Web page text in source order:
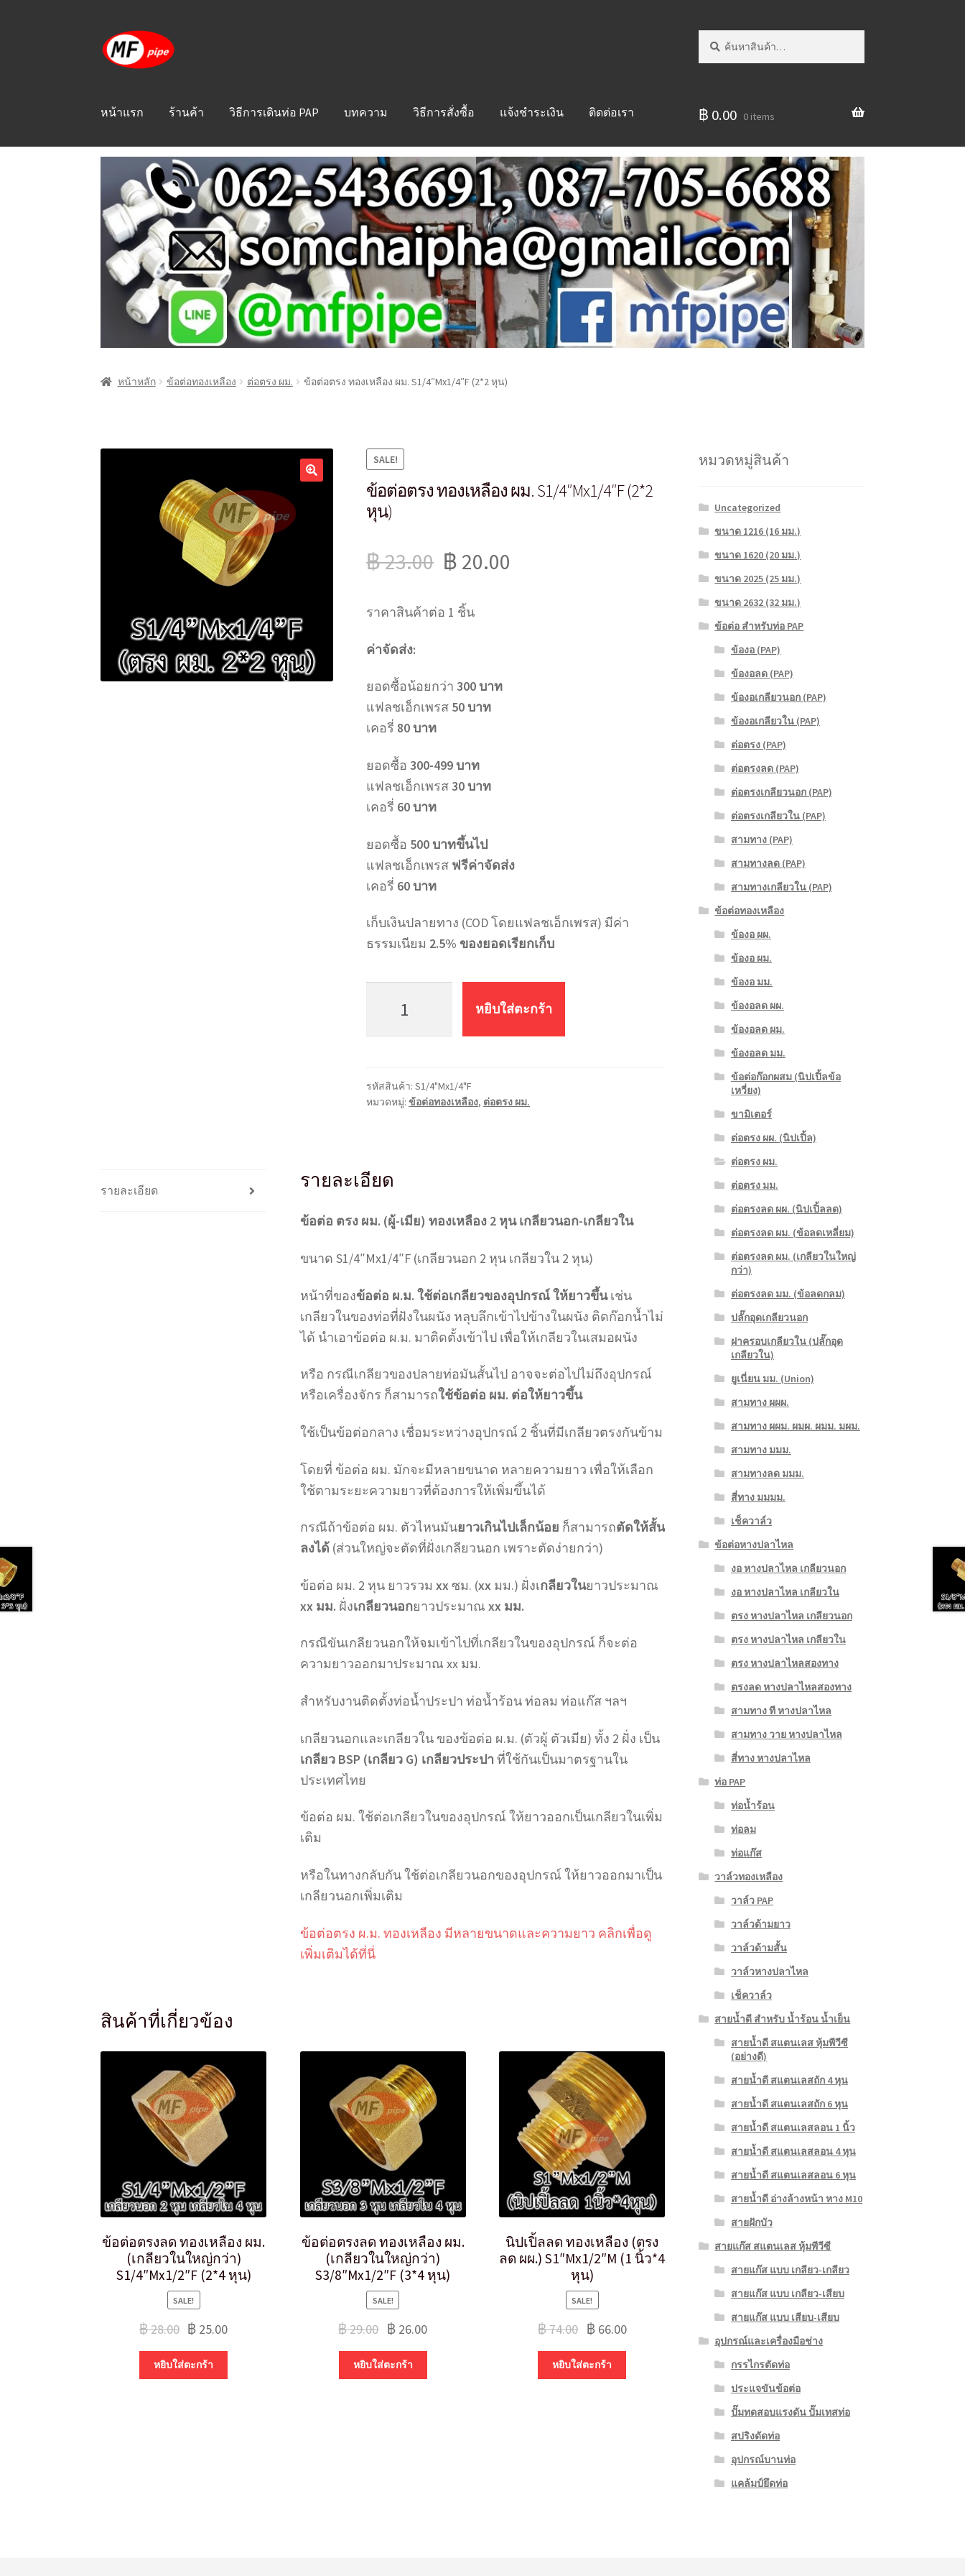
Skip
to
navigation
Skip
to
content
หน้าแรก ร้านค้า วิธีการเดินท่อ PAP บทความ วิธีการสั่งซื้อ แจ้งชำระเงิน ติดต่อเรา ฿ 0.00 0 items
หน้าหลัก ข้อต่อทองเหลือง ต่อตรง ผม. ข้อต่อตรง ทองเหลือง ผม. S1/4″Mx1/4″F (2*2 หุน)
SALE!
ข้อต่อตรง ทองเหลือง ผม. S1/4″Mx1/4″F (2*2
หุน)
฿23.00 ฿ 20.00
ราคาสินค้าต่อ 1 ชิ้น
ค่าจัดส่ง:
ยอดซื้อน้อยกว่า300 บาท
แฟลชเอ็กเพรส 50 บาท
เคอรี่ 80 บาท
ยอดซื้อ300-499 บาท
แฟลชเอ็กเพรส30 บาท
เคอรี่ 60 บาท
ยอดซื้อ 500 บาทขึ้นไป
แฟลชเอ็กเพรส ฟรีค่าจัดส่ง
เคอรี่ 60 บาท
เก็บเงินปลายทาง (COD โดยแฟลชเอ็กเพรส) มีค่า
ธรรมเนียม 2.5% ของยอดเรียกเก็บ
เหลือง
ผม.
ชิ้น
หยิบใส่ตะกร้า
รหัสสินค้า:S1/4"Mx1/4"F
หมวดหมู่:ข้อต่อทองเหลือง, ต่อตรง ผม.
รายละเอียด รายละเอียด
ข้อต่อ ตรง ผม. (ผู้-เมีย) ทองเหลือง 2 หุน เกลียวนอก-เกลียวใน
ขนาด S1/4″Mx1/4″F (เกลียวนอก 2 หุน เกลียวใน 2 หุน)
หน้าที่ของข้อต่อ ผ.ม. ใช้ต่อเกลียวของอุปกรณ์ ให้ยาวขึ้นเช่น
เกลียวในของท่อที่ฝังในผนัง หลุบลึกเข้าไปข้างในผนัง ติดก๊อกน้ำไม่
ได้ นำเอาข้อต่อ ผ.ม. มาติดตั้งเข้าไป เพื่อให้เกลียวในเสมอผนัง
หรือ กรณีเกลียวของปลายท่อมันสั้นไป อาจจะต่อไปไม่ถึงอุปกรณ์
หรือเครื่องจักร ก็สามารถใช้ข้อต่อ ผม. ต่อให้ยาวขึ้น
ใช้เป็นข้อต่อกลาง เชื่อมระหว่างอุปกรณ์ 2 ชิ้นที่มีเกลียวตรงกันข้าม
โดยที่ ข้อต่อ ผม. มักจะมีหลายขนาด หลายความยาว เพื่อให้เลือก
ใช้ตามระยะความยาวที่ต้องการให้เพิ่มขึ้นได้
กรณีถ้าข้อต่อ ผม. ตัวไหนมันยาวเกินไปเล็กน้อย ก็สามารถตัดให้สั้น
ลงได้(ส่วนใหญ่จะตัดที่ฝั่งเกลียวนอก เพราะตัดง่ายกว่า)
ข้อต่อ ผม. 2 หุน ยาวรวม xx ซม. (xx มม.) ฝั่งเกลียวในยาวประมาณ
xx มม. ฝั่งเกลียวนอกยาวประมาณ xx มม.
กรณีขันเกลียวนอกให้จมเข้าไปที่เกลียวในของอุปกรณ์ ก็จะต่อ
ความยาวออกมาประมาณ xx มม.
สำหรับงานติดตั้งท่อน้ำประปา ท่อน้ำร้อน ท่อลม ท่อแก๊ส ฯลฯ
เกลียวนอกและเกลียวใน ของข้อต่อ ผ.ม. (ตัวผู้ ตัวเมีย) ทั้ง 2 ฝั่ง เป็น
เกลียว BSP (เกลียว G) เกลียวประปา ที่ใช้กันเป็นมาตรฐานใน
ประเทศไทย
ข้อต่อ ผม. ใช้ต่อเกลียวในของอุปกรณ์ ให้ยาวออกเป็นเกลียวในเพิ่ม
เติม
หรือในทางกลับกัน ใช้ต่อเกลียวนอกของอุปกรณ์ ให้ยาวออกมาเป็น
เกลียวนอกเพิ่มเติม
ข้อต่อตรง ผ.ม. ทองเหลือง มีหลายขนาดและความยาว คลิกเพื่อดู
เพิ่มเติมได้ที่นี่
สินค้าที่เกี่ยวข้อง
ข้อต่อตรงลด ทองเหลือง ผม.
(เกลียวในใหญ่กว่า)
S1/4″Mx1/2″F (2*4 หุน)
SALE!
฿28.00 ฿ 25.00
หยิบใส่ตะกร้า
ข้อต่อตรงลด ทองเหลือง ผม.
(เกลียวในใหญ่กว่า)
S3/8″Mx1/2″F (3*4 หุน)
SALE!
฿29.00 ฿ 26.00
หยิบใส่ตะกร้า
นิปเปิ้ลลด ทองเหลือง (ตรง
ลด ผผ.) S1″Mx1/2″M (1 นิ้ว*4
หุน)
SALE!
฿74.00 ฿66.00
หยิบใส่ตะกร้า
หมวดหมู่สินค้า
Uncategorized
ขนาด 1216 (16 มม.)
ขนาด 1620 (20 มม.)
ขนาด 2025 (25 มม.)
ขนาด 2632 (32 มม.)
ข้อต่อ สำหรับท่อ PAP
ข้องอ (PAP)
ข้องอลด (PAP)
ข้องอเกลียวนอก (PAP)
ข้องอเกลียวใน (PAP)
ต่อตรง (PAP)
ต่อตรงลด (PAP)
ต่อตรงเกลียวนอก (PAP)
ต่อตรงเกลียวใน (PAP)
สามทาง (PAP)
สามทางลด (PAP)
สามทางเกลียวใน (PAP)
ข้อต่อทองเหลือง
ข้องอ ผผ.
ข้องอ ผม.
ข้องอ มม.
ข้องอลด ผผ.
ข้องอลด ผม.
ข้องอลด มม.
ข้อต่อก๊อกผสม (นิปเปิ้ลข้อ
เหวี่ยง)
ขามิเตอร์
ต่อตรง ผผ. (นิปเปิ้ล)
ต่อตรง ผม.
ต่อตรง มม.
ต่อตรงลด ผผ. (นิปเปิ้ลลด)
ต่อตรงลด ผม. (ข้อลดเหลี่ยม)
ต่อตรงลด ผม. (เกลียวในใหญ่
กว่า)
ต่อตรงลด มม. (ข้อลดกลม)
ปลั๊กอุดเกลียวนอก
ฝาครอบเกลียวใน (ปลั๊กอุด
เกลียวใน)
ยูเนี่ยน มม. (Union)
สามทาง ผผผ.
สามทาง ผผม. ผมผ. ผมม. มผม.
สามทาง มมม.
สามทางลด มมม.
สี่ทาง มมมม.
เช็ควาล์ว
ข้อต่อหางปลาไหล
งอ หางปลาไหล เกลียวนอก
งอ หางปลาไหล เกลียวใน
ตรง หางปลาไหล เกลียวนอก
ตรง หางปลาไหล เกลียวใน
ตรง หางปลาไหลสองทาง
ตรงลด หางปลาไหลสองทาง
สามทาง ที หางปลาไหล
สามทาง วาย หางปลาไหล
สี่ทาง หางปลาไหล
ท่อ PAP
ท่อน้ำร้อน
ท่อลม
ท่อแก๊ส
วาล์วทองเหลือง
วาล์ว PAP
วาล์วด้ามยาว
วาล์วด้ามสั้น
วาล์วหางปลาไหล
เช็ควาล์ว
สายน้ำดี สำหรับ น้ำร้อน น้ำเย็น
สายน้ำดี สแตนเลส หุ้มพีวีซี
(อย่างดี)
สายน้ำดี สแตนเลสถัก 4 หุน
สายน้ำดี สแตนเลสถัก 6 หุน
สายน้ำดี สแตนเลสลอน 1 นิ้ว
สายน้ำดี สแตนเลสลอน 4 หุน
สายน้ำดี สแตนเลสลอน 6 หุน
สายน้ำดี อ่างล้างหน้า หาง M10
สายฝักบัว
สายแก๊ส สแตนเลส หุ้มพีวีซี
สายแก๊ส แบบ เกลียว-เกลียว
สายแก๊ส แบบ เกลียว-เสียบ
สายแก๊ส แบบ เสียบ-เสียบ
อุปกรณ์และเครื่องมือช่าง
กรรไกรตัดท่อ
ประแจขันข้อต่อ
ปั๊มทดสอบแรงดัน ปั๊มเทสท่อ
สปริงดัดท่อ
อุปกรณ์บานท่อ
แคล้มป์ยึดท่อ